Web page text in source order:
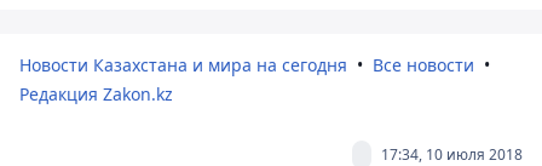
Новости Казахстана и мира на сегодня
Все новости
Редакция Zakon.kz
17:34, 10 июля 2018